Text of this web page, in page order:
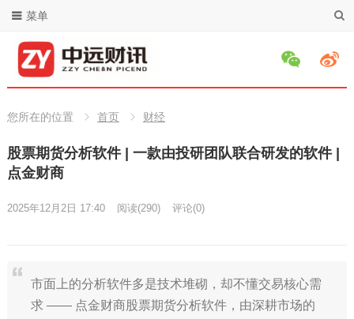
菜单
您所在的位置 首页 财经
股票期货分析软件 | 一款由投研团队联合研发的软件 |
点金财商
2025年12月2日 17:40 阅读(290) 评论(0)
市面上的分析软件多是技术堆砌，却不懂交易核心需
求 —— 点金财商股票期货分析软件，由深耕市场的